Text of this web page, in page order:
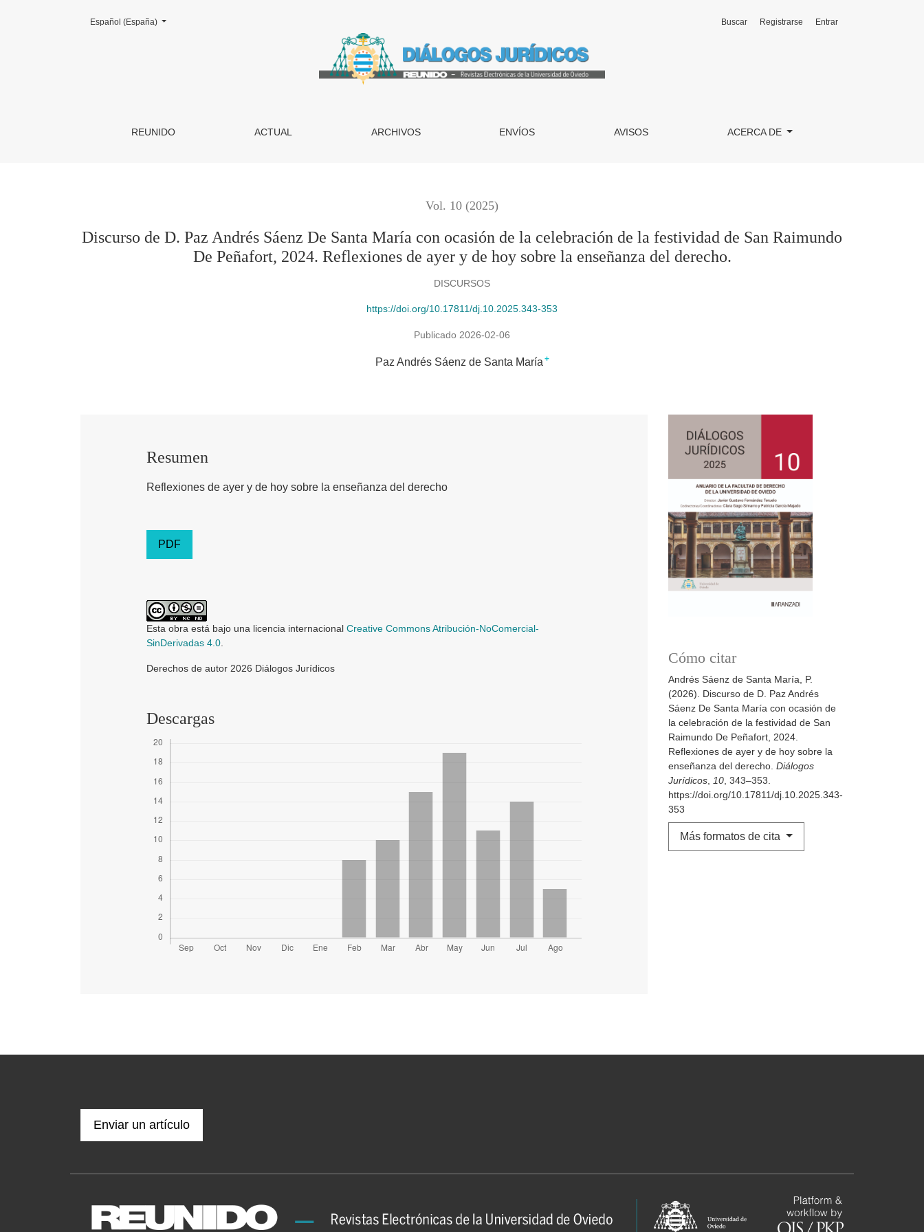
Discurso de D. Paz Andrés Sáenz De Santa María con ocasión de la celebración de la festividad de San Raimundo De Peñafort, 2024. Reflexiones de ayer y de hoy sobre
REUNIDO ACTUAL ARCHIVOS ENVÍOS AVISOS ACERCA DE
Buscar Registrarse Entrar
Cambiar el idioma. El actual es:
Español (España)
Vol. 10 (2025)
Discurso de D. Paz Andrés Sáenz De Santa María con ocasión de la celebración de la festividad de San Raimundo
De Peñafort, 2024. Reflexiones de ayer y de hoy sobre la enseñanza del derecho.
DISCURSOS
https://doi.org/10.17811/dj.10.2025.343-353
Publicado 2026-02-06
Paz Andrés Sáenz de Santa María +
Cómo citar
Andrés Sáenz de Santa María, P.
(2026). Discurso de D. Paz Andrés
Sáenz De Santa María con ocasión de
la celebración de la festividad de San
Raimundo De Peñafort, 2024.
Reflexiones de ayer y de hoy sobre la
enseñanza del derecho. Diálogos
Jurídicos
10 , 343–353.
https://doi.org/10.17811/dj.10.2025.343-
353
Más formatos de cita
Resumen
Reflexiones de ayer y de hoy sobre la enseñanza del derecho
PDF
Esta obra está bajo una licencia internacional Creative Commons Atribución-NoComercial-
SinDerivadas 4.0
Derechos de autor 2026 Diálogos Jurídicos
Descargas
Enviar un artículo